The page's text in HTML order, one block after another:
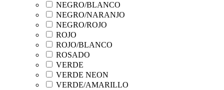
NEGRO/BLANCO
NEGRO/NARANJO
NEGRO/ROJO
ROJO
ROJO/BLANCO
ROSADO
VERDE
VERDE NEON
VERDE/AMARILLO